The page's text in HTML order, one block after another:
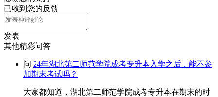
已收到您的反馈
发表
其他精彩问答
问 24年湖北第二师范学院成考专升本入学之后，能不参
加期末考试吗？
大家都知道，湖北第二师范学院成考专升本在期末的时